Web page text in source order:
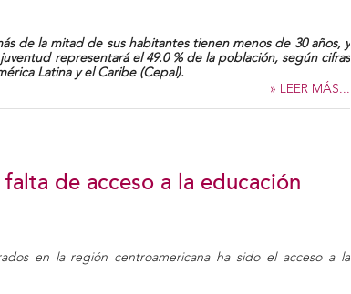
de la mitad de sus habitantes tienen menos de 30 años, y
representará el 49.0 % de la población, según cifras
Latina y el Caribe (Cepal).
» LEER MÁS...
de acceso a la educación
en la región centroamericana ha sido el acceso a la